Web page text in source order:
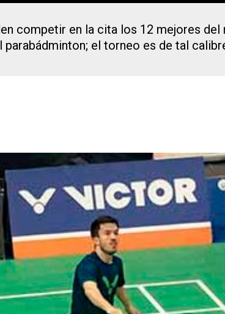
competir en la cita los 12 mejores del
parabádminton; el torneo es de tal